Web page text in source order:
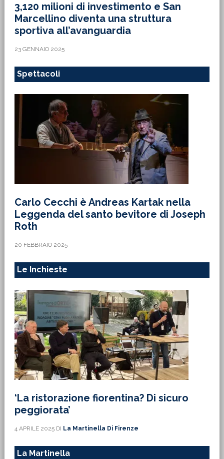
3,120 milioni di investimento e San
Marcellino diventa una struttura
sportiva all’avanguardia
23 GENNAIO 2025
Spettacoli
Carlo Cecchi è Andreas Kartak nella
Leggenda del santo bevitore di Joseph
Roth
20 FEBBRAIO 2025
Le Inchieste
‘La ristorazione fiorentina? Di sicuro
peggiorata’
4 APRILE 2025DI La Martinella Di Firenze
La Martinella